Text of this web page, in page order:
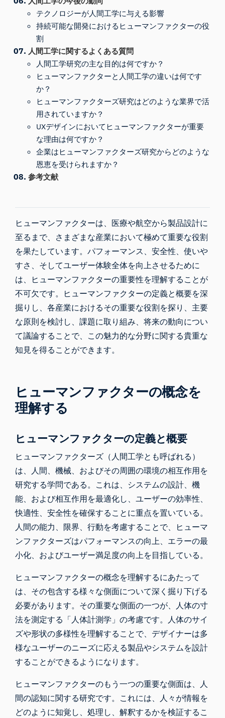
テクノロジーが人間工学に与える影響
持続可能な開発におけるヒューマンファクターの役
割
人間工学に関するよくある質問
人間工学研究の主な目的は何ですか？
ヒューマンファクターと人間工学の違いは何です
か？
ヒューマンファクターズ研究はどのような業界で活
用されていますか？
UXデザインにおいてヒューマンファクターが重要
な理由は何ですか？
企業はヒューマンファクターズ研究からどのような
恩恵を受けられますか？
参考文献
ヒューマンファクターは、医療や航空から製品設計に
至るまで、さまざまな産業において極めて重要な役割
を果たしています。パフォーマンス、安全性、使いや
すさ、そしてユーザー体験全体を向上させるために
は、ヒューマンファクターの重要性を理解することが
不可欠です。ヒューマンファクターの定義と概要を深
掘りし、各産業におけるその重要な役割を探り、主要
な原則を検討し、課題に取り組み、将来の動向につい
て議論することで、この魅力的な分野に関する貴重な
知見を得ることができます。
ヒューマンファクターの概念を
理解する
ヒューマンファクターの定義と概要
ヒューマンファクターズ（人間工学とも呼ばれる）
は、人間、機械、およびその周囲の環境の相互作用を
研究する学問である。これは、システムの設計、機
能、および相互作用を最適化し、ユーザーの効率性、
快適性、安全性を確保することに重点を置いている。
人間の能力、限界、行動を考慮することで、ヒューマ
ンファクターズはパフォーマンスの向上、エラーの最
小化、およびユーザー満足度の向上を目指している。
ヒューマンファクターの概念を理解するにあたって
は、その包含する様々な側面について深く掘り下げる
必要があります。その重要な側面の一つが、人体の寸
法を測定する「人体計測学」の考慮です。人体のサイ
ズや形状の多様性を理解することで、デザイナーは多
様なユーザーのニーズに応える製品やシステムを設計
することができるようになります。
ヒューマンファクターのもう一つの重要な側面は、人
間の認知に関する研究です。これには、人々が情報を
どのように知覚し、処理し、解釈するかを検証するこ